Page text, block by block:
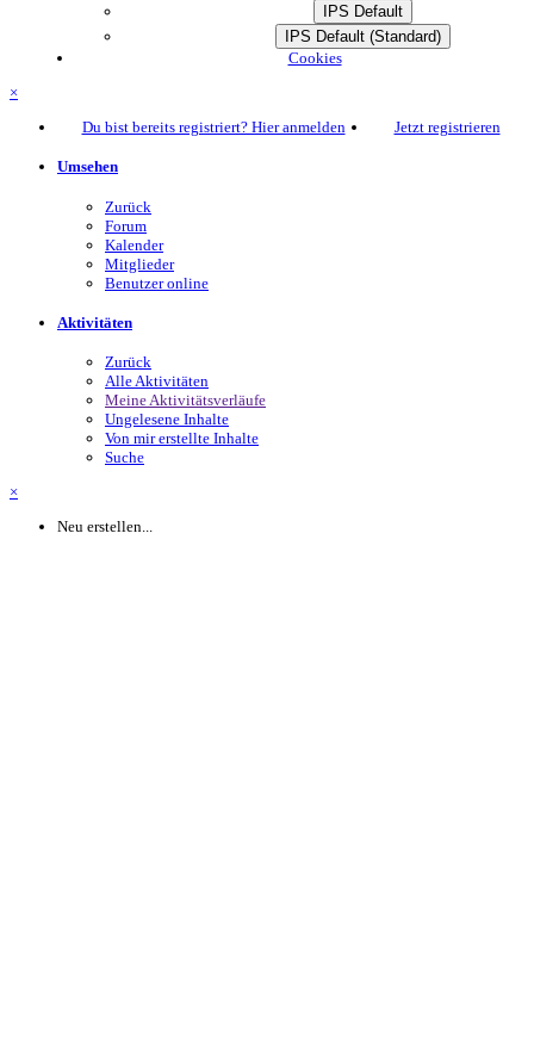
IPS Default
IPS Default (Standard)
Cookies
×
Du bist bereits registriert? Hier anmelden
Jetzt registrieren
Umsehen
Zurück
Forum
Kalender
Mitglieder
Benutzer online
Aktivitäten
Zurück
Alle Aktivitäten
Meine Aktivitätsverläufe
Ungelesene Inhalte
Von mir erstellte Inhalte
Suche
×
Neu erstellen...